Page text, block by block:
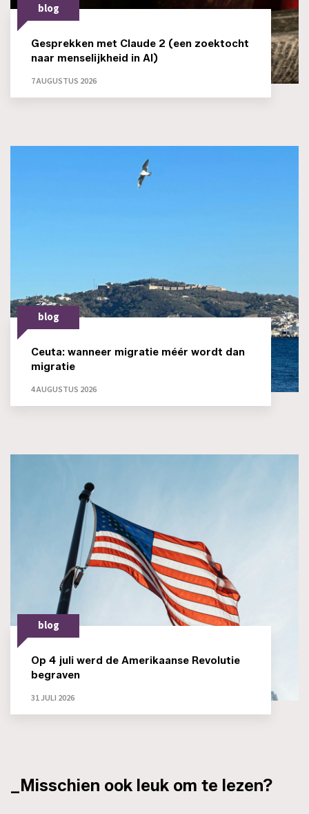
blog
Gesprekken met Claude 2 (een zoektocht
naar menselijkheid in AI)
7 AUGUSTUS 2026
blog
Ceuta: wanneer migratie méér wordt dan
migratie
4 AUGUSTUS 2026
blog
Op 4 juli werd de Amerikaanse Revolutie
begraven
31 JULI 2026
_Misschien ook leuk om te lezen?